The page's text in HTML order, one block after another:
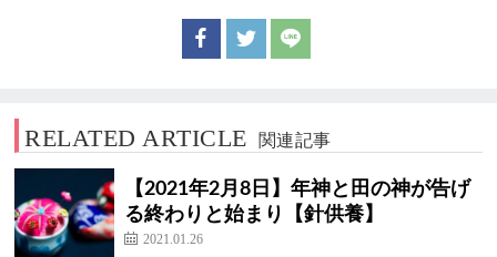
RELATED ARTICLE 関連記事
【2021年2月8日】年神と田の神が告げ
る終わりと始まり【針供養】
2021.01.26